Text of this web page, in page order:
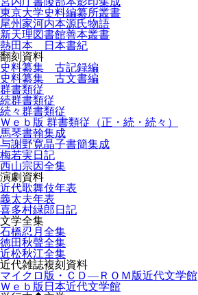
東京大学史料編纂所叢書
尾州家河内本源氏物語
新天理図書館善本叢書
熱田本 日本書紀
翻刻資料
史料纂集 古記録編
史料纂集 古文書編
群書類従
続群書類従
続々群書類従
Ｗｅｂ版 群書類従（正・続・続々）
馬琴書翰集成
与謝野寛晶子書簡集成
梅若実日記
西山宗因全集
演劇資料
近代歌舞伎年表
義太夫年表
喜多村緑郎日記
文学全集
石橋忍月全集
徳田秋聲全集
近松秋江全集
近代雑誌複刻資料
マイクロ版・ＣＤ―ＲＯＭ版近代文学館
Ｗｅｂ版日本近代文学館